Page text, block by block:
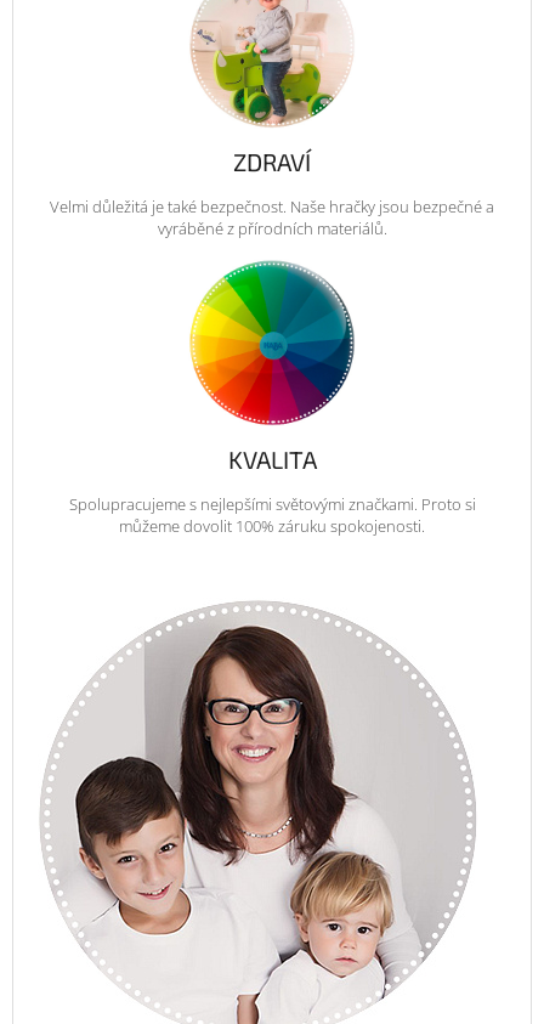
ZDRAVÍ
Velmi důležitá je také bezpečnost. Naše hračky jsou bezpečné a
vyráběné z přírodních materiálů.
KVALITA
Spolupracujeme s nejlepšími světovými značkami. Proto si
můžeme dovolit 100% záruku spokojenosti.